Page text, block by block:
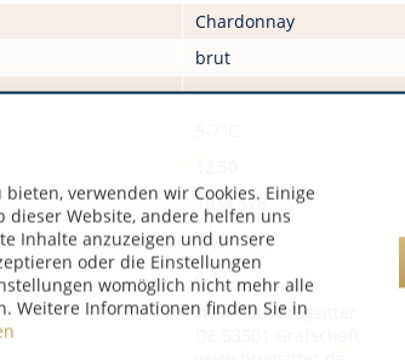
Chardonnay
brut
1034,578
9,59
4,32
WeinhausBrogsitter
verwenden wir Cookies. Einige
Website, andere helfen uns
Inhalte anzuzeigen und unsere
oder die Einstellungen
womöglich nicht mehr alle
Weitere Informationen finden Sie in